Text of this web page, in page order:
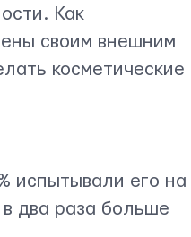
Как
своим внешним
косметические
испытывали его на
два раза больше